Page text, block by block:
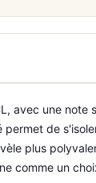
avec une note
de
plus
comme un